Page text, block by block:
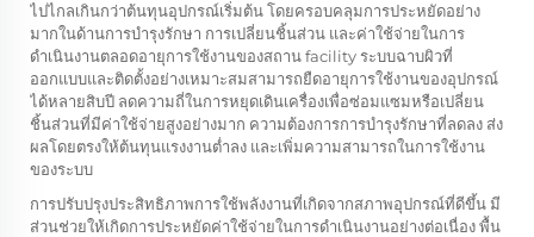
ไปไกลเกินกว่าต้นทุนอุปกรณ์เริ่มต้น โดยครอบคลุมการประหยัดอย่าง
มากในด้านการบำรุงรักษา การเปลี่ยนชิ้นส่วน และค่าใช้จ่ายในการ
ดำเนินงานตลอดอายุการใช้งานของสถาน facility ระบบฉาบผิวที่
ออกแบบและติดตั้งอย่างเหมาะสมสามารถยืดอายุการใช้งานของอุปกรณ์
ได้หลายสิบปี ลดความถี่ในการหยุดเดินเครื่องเพื่อซ่อมแซมหรือเปลี่ยน
ชิ้นส่วนที่มีค่าใช้จ่ายสูงอย่างมาก ความต้องการการบำรุงรักษาที่ลดลง ส่ง
ผลโดยตรงให้ต้นทุนแรงงานต่ำลง และเพิ่มความสามารถในการใช้งาน
ของระบบ
การปรับปรุงประสิทธิภาพการใช้พลังงานที่เกิดจากสภาพอุปกรณ์ที่ดีขึ้น มี
ส่วนช่วยให้เกิดการประหยัดค่าใช้จ่ายในการดำเนินงานอย่างต่อเนื่อง พื้น